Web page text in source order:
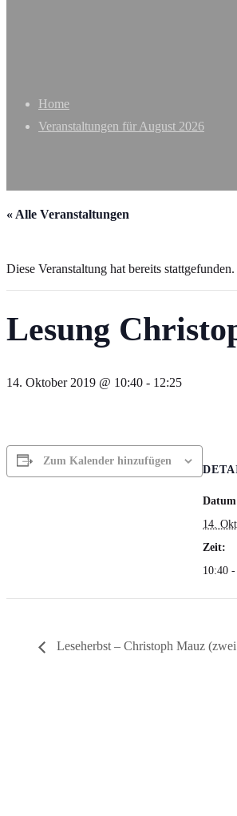
Home
Veranstaltungen für August 2026
« Alle Veranstaltungen
Diese Veranstaltung hat bereits stattgefunden.
Lesung
14. Oktober 2019 @ 10:40 - 12:25
Zum Kalender hinzufügen
14.
Zeit:
10:40
Leseherbst – Christoph Mauz